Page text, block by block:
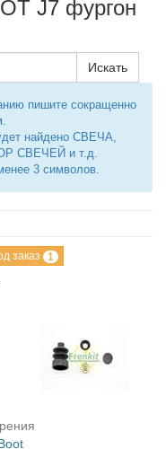
J7 фургон
Искать
пишите сокращенно
найдено СВЕЧА,
СВЕЧЕЙ и т.д.
3 символов.
заказ 1